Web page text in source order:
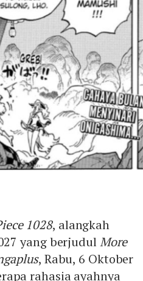
1028, alangkah
yang berjudulMore
, Rabu, 6 Oktober
rahasia ayahnya